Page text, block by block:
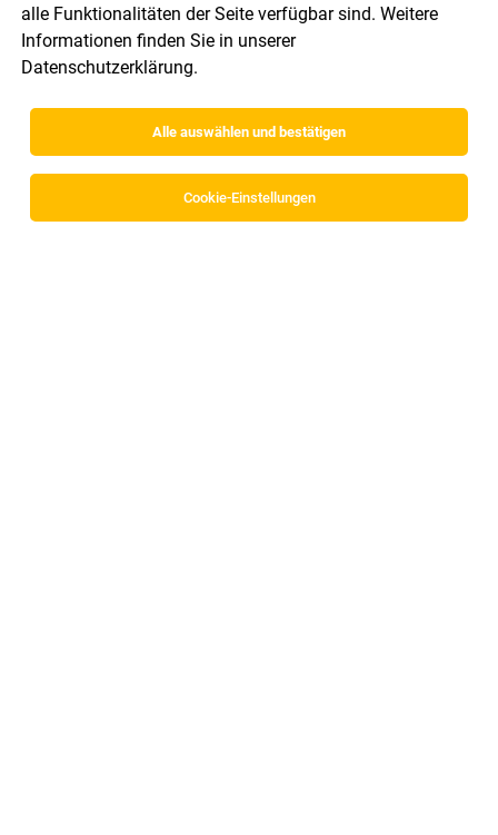
alle Funktionalitäten der Seite verfügbar sind. Weitere
Informationen finden Sie in unserer
Datenschutzerklärung.
Alle auswählen und bestätigen
Cookie-Einstellungen